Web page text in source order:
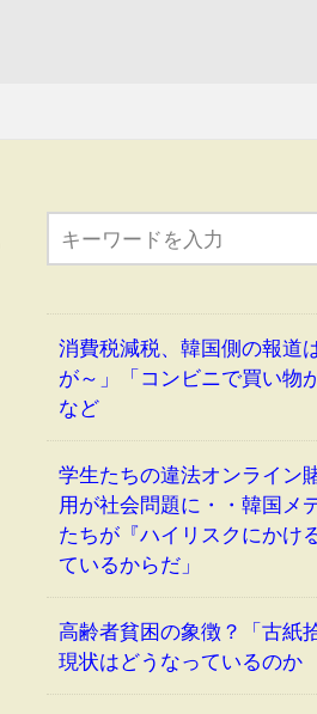
消費税減税、韓国側の報道
が～」「コンビニで買い物
など
学生たちの違法オンライン
用が社会問題に・・韓国メ
たちが『ハイリスクにかけ
ているからだ」
高齢者貧困の象徴？「古紙
現状はどうなっているのか